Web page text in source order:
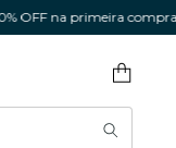
OFF na primeira compra